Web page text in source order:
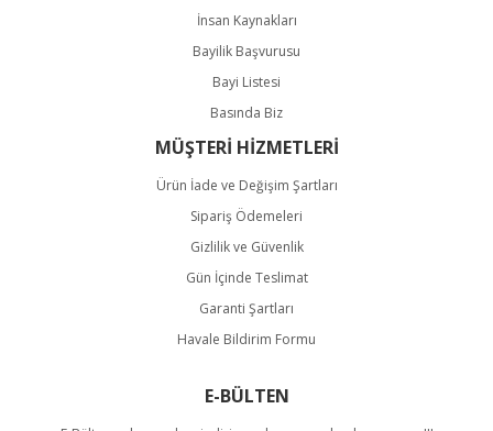
İnsan Kaynakları
Bayilik Başvurusu
Bayi Listesi
Basında Biz
MÜŞTERİ HİZMETLERİ
Ürün İade ve Değişim Şartları
Sipariş Ödemeleri
Gizlilik ve Güvenlik
Gün İçinde Teslimat
Garanti Şartları
Havale Bildirim Formu
E-BÜLTEN